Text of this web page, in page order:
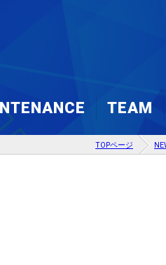
TEAM
DRIVER’S
TOPページ